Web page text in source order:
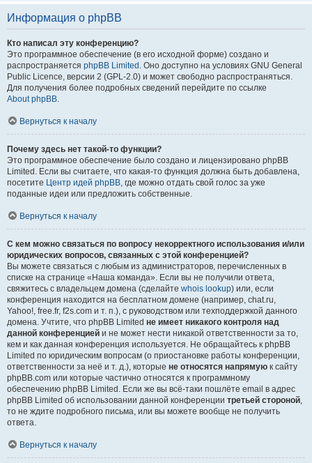
Информация о phpBB
Кто написал эту конференцию?
Это программное обеспечение (в его исходной форме) создано и
распространяется phpBB Limited . Оно доступно на условиях GNU General
Public Licence, версии 2 (GPL-2.0) и может свободно распространяться.
Для получения более подробных сведений перейдите по ссылке
About phpBB.
Вернуться к началу
Почему здесь нет такой-то функции?
Это программное обеспечение было создано и лицензировано phpBB
Limited. Если вы считаете, что какая-то функция должна быть добавлена,
посетите Центр идей phpBB, где можно отдать свой голос за уже
поданные идеи или предложить собственные.
Вернуться к началу
С кем можно связаться по вопросу некорректного использования и/или
юридических вопросов, связанных с этой конференцией?
Вы можете связаться с любым из администраторов, перечисленных в
списке на странице «Наша команда». Если вы не получили ответа,
свяжитесь с владельцем домена (сделайте whois lookup) или, если
конференция находится на бесплатном домене (например, chat.ru,
Yahoo!, free.fr, f2s.com и т. п.), с руководством или техподдержкой данного
домена. Учтите, что phpBB Limited не имеет никакого контроля над
данной конференцией и не может нести никакой ответственности за то,
кем и как данная конференция используется. Не обращайтесь к phpBB
Limited по юридическим вопросам (о приостановке работы конференции,
ответственности за неё и т. д.), которые не относятся напрямую к сайту
phpBB.com или которые частично относятся к программному
обеспечению phpBB Limited. Если же вы всё-таки пошлёте email в адрес
phpBB Limited об использовании данной конференции третьей стороной,
то не ждите подробного письма, или вы можете вообще не получить
ответа.
Вернуться к началу